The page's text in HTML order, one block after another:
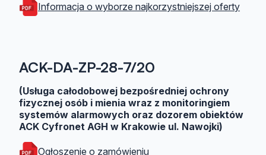
Informacja o wyborze najkorzystniejszej oferty
ACK-DA-ZP-28-7/20
(Usługa całodobowej bezpośredniej ochrony
fizycznej osób i mienia wraz z monitoringiem
systemów alarmowych oraz dozorem obiektów
ACK Cyfronet AGH w Krakowie ul. Nawojki)
Ogłoszenie o zamówieniu